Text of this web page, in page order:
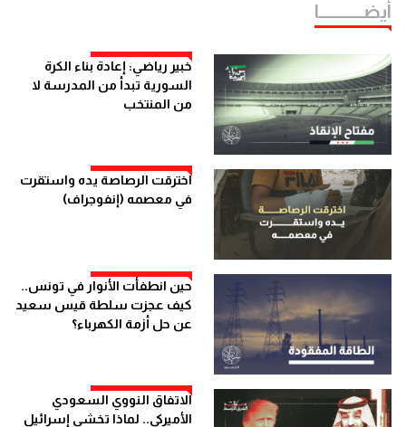
أيضــــــــــــا
خبير رياضي: إعادة بناء الكرة
السورية تبدأ من المدرسة لا
من المنتخب
اخترقت الرصاصة يده واستقرت
في معصمه (إنفوجراف)
حين انطفأت الأنوار في تونس..
كيف عجزت سلطة قيس سعيد
عن حل أزمة الكهرباء؟
الاتفاق النووي السعودي
الأميركي.. لماذا تخشى إسرائيل